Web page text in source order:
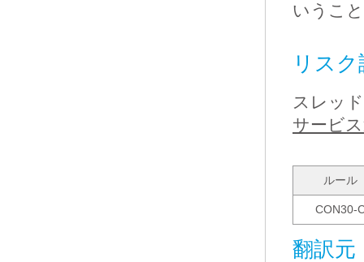
いうこ
リス
スレッ
サービ
ルール
CON30-
翻訳元